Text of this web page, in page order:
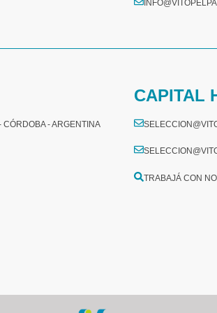
- ARGENTINA
CAPITAL
TRABAJÁ CON